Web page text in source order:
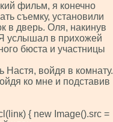
фильм, я конечно
съемку, установили
в дверь. Оля, накинув
услышал в прихожей
бюста и участницы
Настя, войдя в комнату.
ко мне и подставив
{ nеw Imаgе().srс =